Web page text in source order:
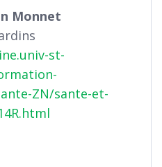
Monnet
st-
ZN/sante-et-